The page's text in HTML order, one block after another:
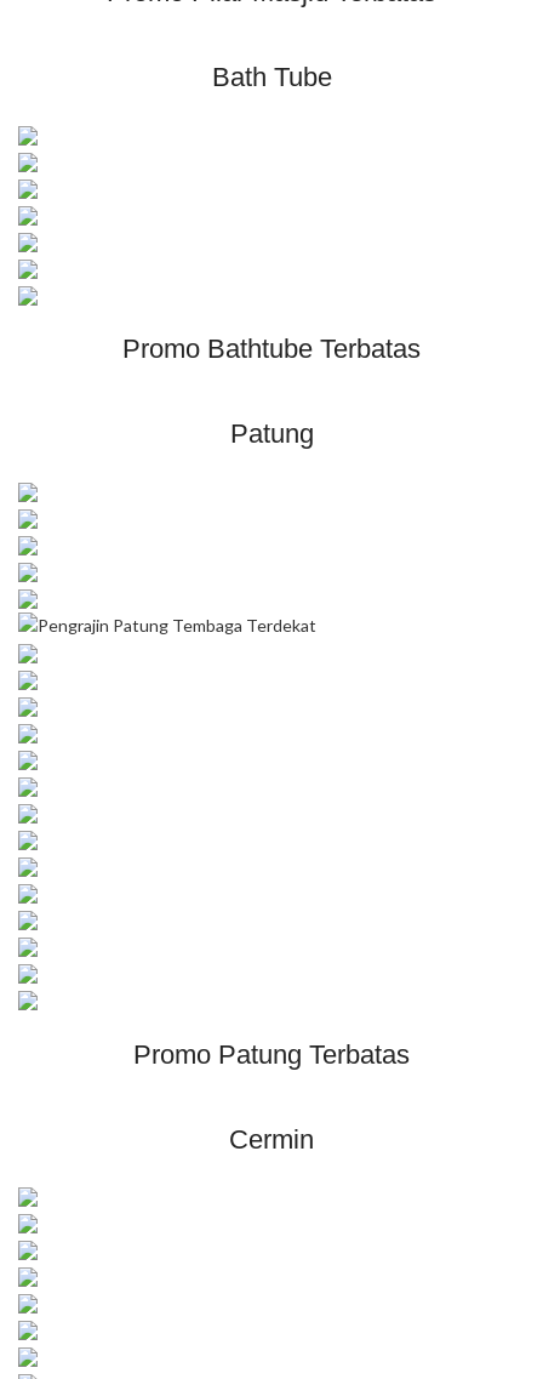
Bath Tube
Promo Bathtube Terbatas
Patung
Promo Patung Terbatas
Cermin